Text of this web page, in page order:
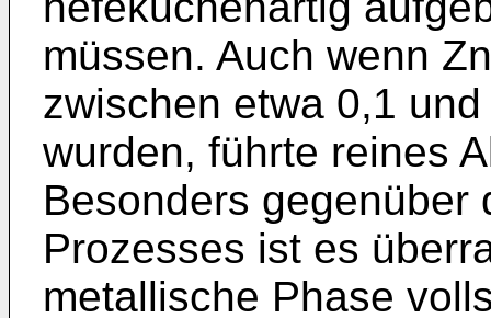
müssen. Auch wenn
zwischen etwa 0,1
wurden, führte reines
Besonders gegenüber
Prozesses ist es
metallische Phase